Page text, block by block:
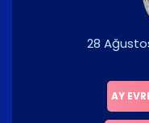
28
AY